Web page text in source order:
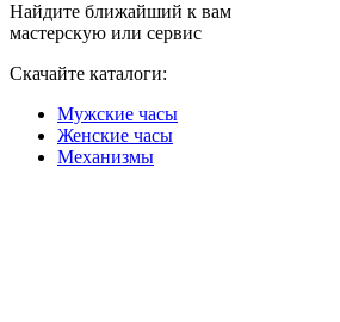
Найдите ближайший к вам
мастерскую или сервис
Скачайте каталоги:
Мужские часы
Женские часы
Механизмы